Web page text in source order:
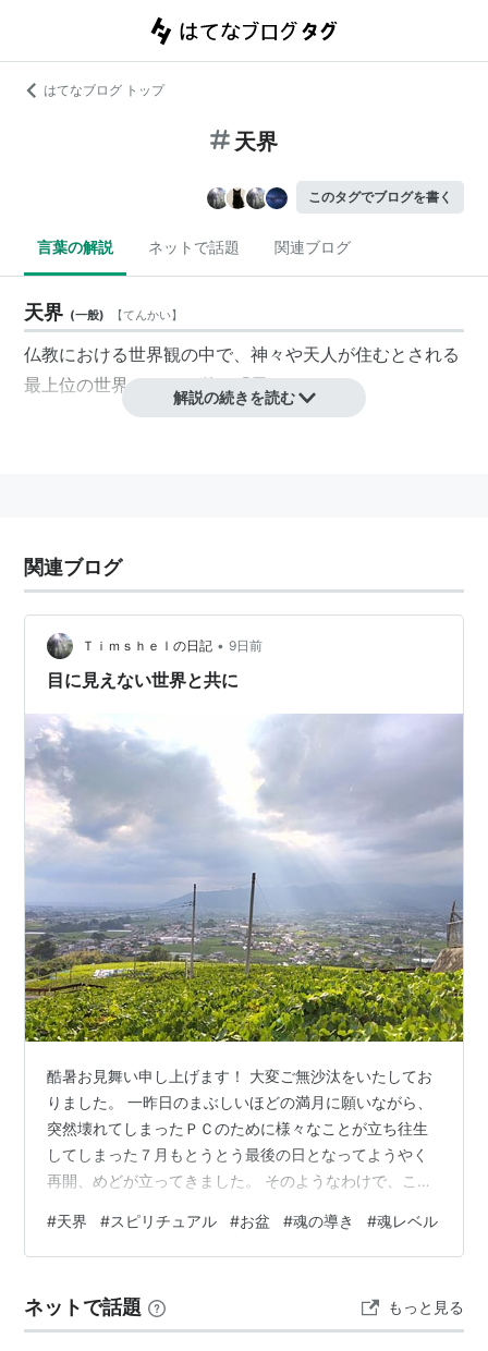
はてなブログ トップ
天界
このタグでブログを書く
言葉の解説 ネットで話題 関連ブログ
天界 (一般) 【てんかい】
仏教における世界観の中で、神々や天人が住むとされる
最上位の世界のこと。単に「天」とも。
解説の続きを読む
関連ブログ
Ｔｉｍｓｈｅｌの日記 • 9日前
目に見えない世界と共に
酷暑お見舞い申し上げます！ 大変ご無沙汰をいたしてお
りました。 一昨日のまぶしいほどの満月に願いながら、
突然壊れてしまったＰＣのために様々なことが立ち往生
してしまった７月もとうとう最後の日となってようやく
再開、めどが立ってきました。 そのようなわけで、ここ
も記憶にない夢か現かの状態でしたが、体の不調と、Ｐ
Ｃの不調と、何か関係もあったようです。 確か昨年１１
てしまうなど、宇宙からの電磁波攻撃ではないかと感じ
るほどでした。。 善からぬ者たちの侵食著しく目も当て
#天界 #スピリチュアル #お盆 #魂の導き #魂レベル
ネットで話題 もっと見る